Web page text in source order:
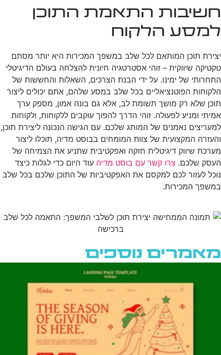
חשיבות התאמת התוכן
למסע הלקוח
יצירת תוכן המותאם לכל שלב במשפך המכירות היא יותר מסתם
טקטיקה שיווקית – זוהי אסטרטגיה חיונית להצלחה בעולם הדיגיטלי
התחרותי של ימינו. על ידי הבנת הצרכים, השאלות והחששות של
הלקוחות הפוטנציאליים בכל שלב במסע שלהם, אתם יכולים ליצור
תוכן שלא רק מושך תשומת לב, אלא גם בונה אמון, מספק ערך
אמיתי ומניע לפעולה. זוהי הדרך להפוך עוקבים ללקוחות, ולקוחות
למעריצים נאמנים של המותג שלכם. עם הגישה הנכונה ליצירת תוכן,
והעזרה המקצועית של צוות המומחים בבוסט מדיה, תוכלו ליצור
מערכת שיווק דיגיטלית חזקה ואפקטיבית שתניע את הצמיחה של
העסק שלכם. צרו קשר עם בוסט מדיה עוד היום כדי לגלות כיצד
נוכל לעזור לכם למקסם את האפקטיביות של התוכן שלכם בכל שלב
במשפך המכירות.
מאמרים נוספים